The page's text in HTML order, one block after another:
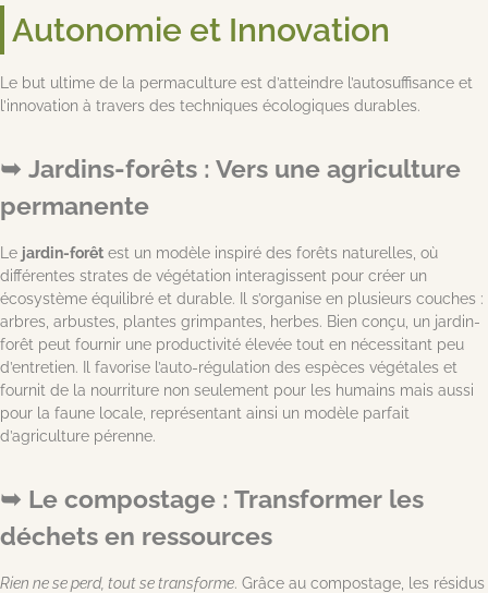
Autonomie et Innovation
Le but ultime de la permaculture est d’atteindre l’autosuffisance et
l’innovation à travers des techniques écologiques durables.
Jardins-forêts : Vers une agriculture
permanente
Le jardin-forêt est un modèle inspiré des forêts naturelles, où
différentes strates de végétation interagissent pour créer un
écosystème équilibré et durable. Il s’organise en plusieurs couches :
arbres, arbustes, plantes grimpantes, herbes. Bien conçu, un jardin-
forêt peut fournir une productivité élevée tout en nécessitant peu
d’entretien. Il favorise l’auto-régulation des espèces végétales et
fournit de la nourriture non seulement pour les humains mais aussi
pour la faune locale, représentant ainsi un modèle parfait
d’agriculture pérenne.
Le compostage : Transformer les
déchets en ressources
Rien ne se perd, tout se transforme. Grâce au compostage, les résidus